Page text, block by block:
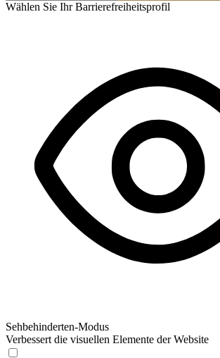
Wählen Sie Ihr Barrierefreiheitsprofil
Sehbehinderten-Modus
Verbessert die visuellen Elemente der Website